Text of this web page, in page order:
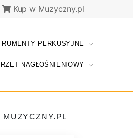
Kup w Muzyczny.pl
PERKUSYJNE
NAGŁOŚNIENIOWY